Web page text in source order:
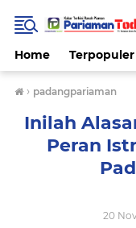
Home Terpopuler
› padangpariaman
Inilah
Peran
20